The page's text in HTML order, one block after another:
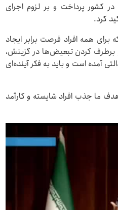
پرداخت و بر لزوم اجرای
کرد.
همه افراد فرصت برابر ایجاد
برطرف کردن تبعیض‌ها در گزینش،
آمده است و باید به فکر آینده‌ای
ما جذب افراد شایسته و کارآمد